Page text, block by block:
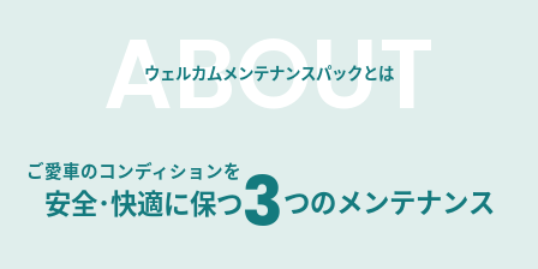
ABOUT
ウェルカムメンテナンスパックとは
ご愛車のコンディションを
安全･快適に保つ3つのメンテナンス